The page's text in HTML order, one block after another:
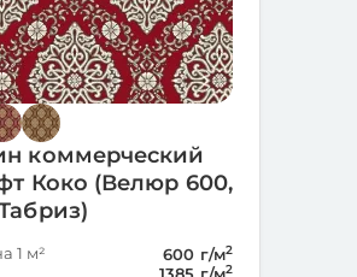
коммерческий
Коко (Велюр 600,
1 м² 600 г/м2
2